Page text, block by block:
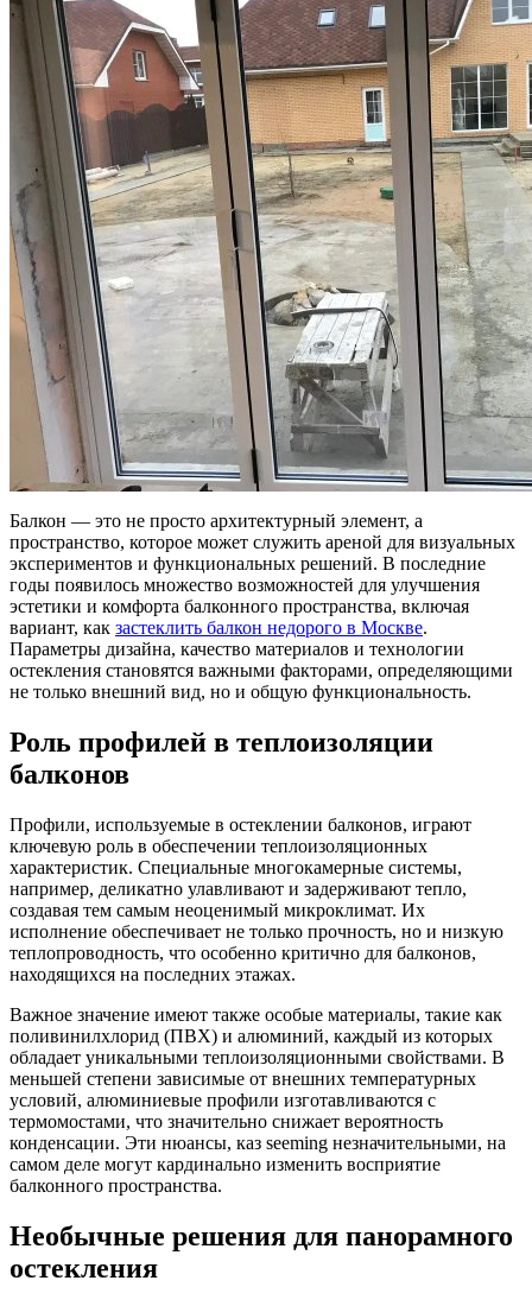
Балкон — это не просто архитектурный элемент, а
пространство, которое может служить ареной для визуальных
экспериментов и функциональных решений. В последние
годы появилось множество возможностей для улучшения
эстетики и комфорта балконного пространства, включая
вариант, как застеклить балкон недорого в Москве.
Параметры дизайна, качество материалов и технологии
остекления становятся важными факторами, определяющими
не только внешний вид, но и общую функциональность.
Роль профилей в теплоизоляции
балконов
Профили, используемые в остеклении балконов, играют
ключевую роль в обеспечении теплоизоляционных
характеристик. Специальные многокамерные системы,
например, деликатно улавливают и задерживают тепло,
создавая тем самым неоценимый микроклимат. Их
исполнение обеспечивает не только прочность, но и низкую
теплопроводность, что особенно критично для балконов,
находящихся на последних этажах.
Важное значение имеют также особые материалы, такие как
поливинилхлорид (ПВХ) и алюминий, каждый из которых
обладает уникальными теплоизоляционными свойствами. В
меньшей степени зависимые от внешних температурных
условий, алюминиевые профили изготавливаются с
термомостами, что значительно снижает вероятность
конденсации. Эти нюансы, каз seeming незначительными, на
самом деле могут кардинально изменить восприятие
балконного пространства.
Необычные решения для панорамного
остекления